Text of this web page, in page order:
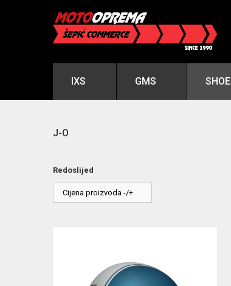
IXS GMS SHOEI
J-O
Redoslijed
Cijena proizvoda -/+